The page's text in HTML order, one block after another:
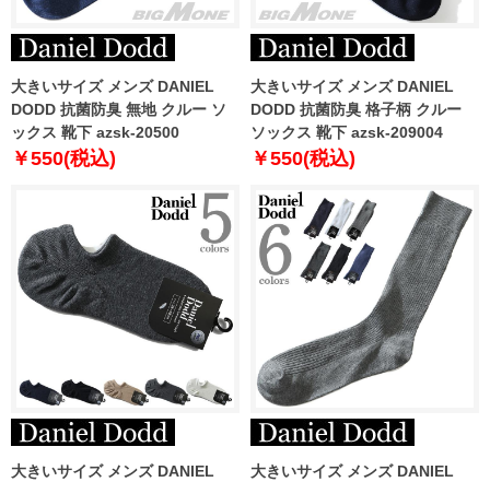
大きいサイズ メンズ DANIEL
DODD 抗菌防臭 無地 クルー ソ
ックス 靴下 azsk-20500
￥550(税込)
大きいサイズ メンズ DANIEL
DODD 抗菌防臭 格子柄 クルー
ソックス 靴下 azsk-209004
￥550(税込)
大きいサイズ メンズ DANIEL
大きいサイズ メンズ DANIEL